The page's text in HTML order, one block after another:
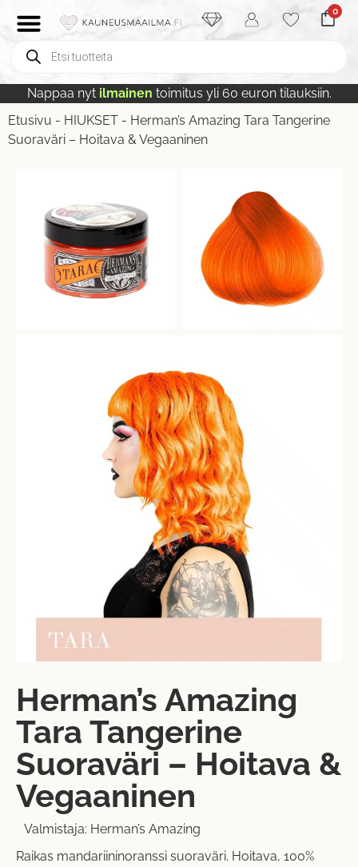
0
Nappaa nyt ilmainen toimitus yli 60 euron tilauksiin.
Etusivu - HIUKSET - Herman’s Amazing Tara Tangerine
Suoraväri – Hoitava & Vegaaninen
Herman’s Amazing
Tara Tangerine
Suoraväri – Hoitava &
Vegaaninen
Valmistaja: Herman’s Amazing
Raikas mandariininoranssi suoraväri. Hoitava, 100%